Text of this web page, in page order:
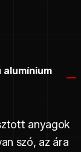
anyagok
szó, az ára